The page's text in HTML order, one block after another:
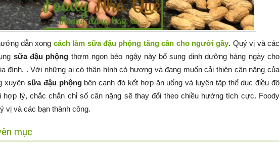
dẫn xong cách làm sữa đậu phộng tăng cân cho người gầy. Quý vị và các
sữa đậu phộng thơm ngon béo ngậy này bổ sung dinh dưỡng hàng ngày cho
đình, . Với những ai có thân hình cò hương và đang muốn cải thiện cân nặng của
xuyênsữa đậu phộngbên cạnh đó kết hợp ăn uống và luyện tập thể dục điều độ
hợp lý, chắc chắn chỉ số cân nặng sẽ thay đổi theo chiều hướng tích cực. Foody
vị và các bạn thành công.
mục